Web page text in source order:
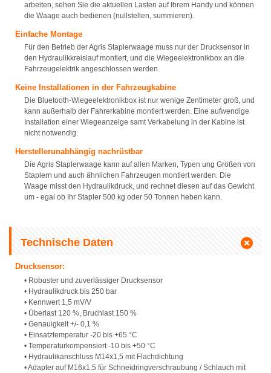
arbeiten, sehen Sie die aktuellen Lasten auf Ihrem Handy und können
die Waage auch bedienen (nullstellen, summieren).
Einfache Montage
Für den Betrieb der Agris Staplerwaage muss nur der Drucksensor in
den Hydraulikkreislauf montiert, und die Wiegeelektronikbox an die
Fahrzeugelektrik angeschlossen werden.
Keine Installationen in der Fahrzeugkabine
Die Bluetooth-Wiegeelektronikbox ist nur wenige Zentimeter groß, und
kann außerhalb der Fahrerkabine montiert werden. Eine aufwendige
Installation einer Wiegeanzeige samt Verkabelung in der Kabine ist
nicht notwendig.
Herstellerunabhängig nachrüstbar
Die Agris Staplerwaage kann auf allen Marken, Typen ung Größen von
Staplern und auch ähnlichen Fahrzeugen montiert werden. Die
Waage misst den Hydraulikdruck, und rechnet diesen auf das Gewicht
um - egal ob Ihr Stapler 500 kg oder 50 Tonnen heben kann.
Technische Daten
Drucksensor:
• Robuster und zuverlässiger Drucksensor
• Hydraulikdruck bis 250 bar
• Kennwert 1,5 mV/V
• Überlast 120 %, Bruchlast 150 %
• Genauigkeit +/- 0,1 %
• Einsatztemperatur -20 bis +65 °C
• Temperaturkompensiert -10 bis +50 °C
• Hydraulikanschluss M14x1,5 mit Flachdichtung
• Adapter auf M16x1,5 für Schneidringverschraubung / Schlauch mit